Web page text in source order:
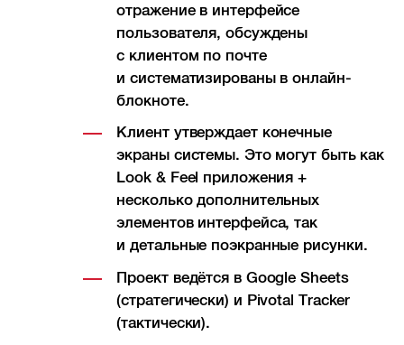
отражение в интерфейсе
пользователя, обсуждены
с клиентом по почте
и систематизированы в онлайн-
блокноте.
Клиент утверждает конечные
экраны системы. Это могут быть как
Look & Feel приложения +
несколько дополнительных
элементов интерфейса, так
и детальные поэкранные рисунки.
Проект ведётся в Google Sheets
(стратегически) и Pivotal Tracker
(тактически).